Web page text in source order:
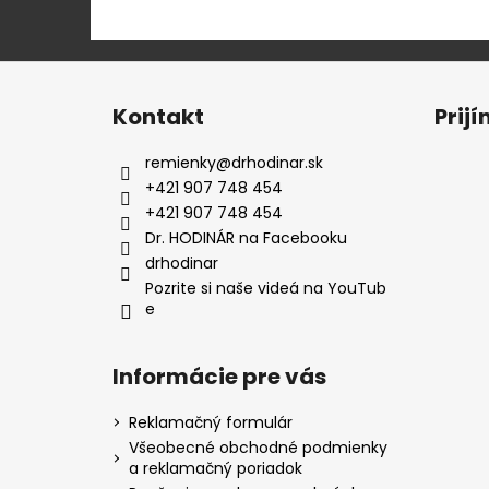
Z
Kontakt
remienky@drhodinar.sk
+421 907 748 454
+421 907 748 454
Dr. HODINÁR na Facebooku
drhodinar
Pozrite si naše videá na YouTub
e
Informácie pre vás
Reklamačný formulár
Všeobecné obchodné podmienky
a reklamačný poriadok